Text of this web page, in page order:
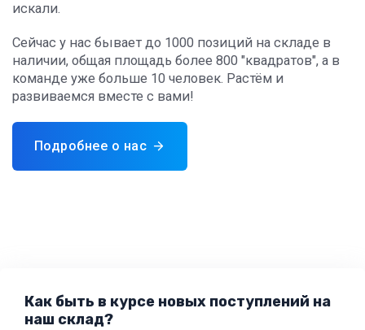
искали.
Сейчас у нас бывает до 1000 позиций на складе в
наличии, общая площадь более 800 "квадратов", а в
команде уже больше 10 человек. Растём и
развиваемся вместе с вами!
Подробнее о нас
Как быть в курсе новых поступлений на
наш склад?